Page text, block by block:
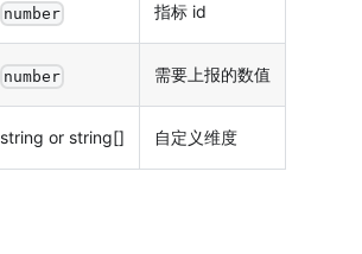
number 指标 id
number 需要上报的数值
string or string[] 自定义维度